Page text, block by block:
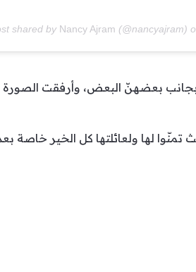
shared by Nancy Ajram (@nancyajram)
بعضهنّ البعض، وأرفقت الصورة
لها ولعائلتها كل الخير خاصة